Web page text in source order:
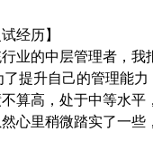
经历】
业的中层管理者，我
了提升自己的管理能
算高，处于中等水平
心里稍微踏实了一些